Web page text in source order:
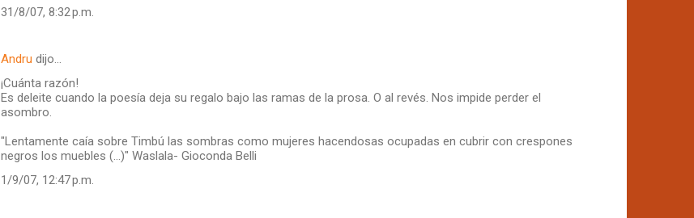
31/8/07, 8:32 p.m.
Andru dijo…
¡Cuánta razón!
Es deleite cuando la poesía deja su regalo bajo las ramas de la prosa. O al revés. Nos impide perder el
asombro.
"Lentamente caía sobre Timbú las sombras como mujeres hacendosas ocupadas en cubrir con crespones
negros los muebles (...)" Waslala- Gioconda Belli
1/9/07, 12:47 p.m.